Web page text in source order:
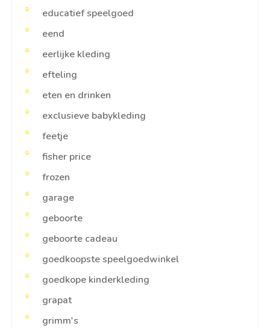
educatief speelgoed
eend
eerlijke kleding
efteling
eten en drinken
exclusieve babykleding
feetje
fisher price
frozen
garage
geboorte
geboorte cadeau
goedkoopste speelgoedwinkel
goedkope kinderkleding
grapat
grimm's